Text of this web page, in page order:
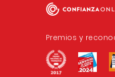
Premios y